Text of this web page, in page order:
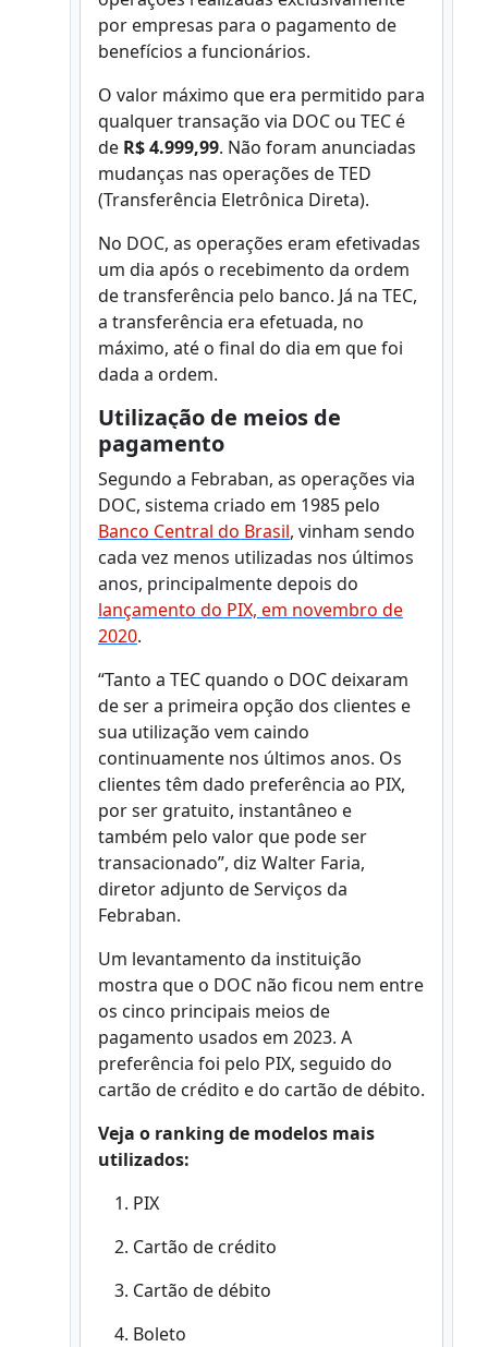
por empresas para o pagamento de
benefícios a funcionários.
O valor máximo que era permitido para
qualquer transação via DOC ou TEC é
de R$ 4.999,99. Não foram anunciadas
mudanças nas operações de TED
(Transferência Eletrônica Direta).
No DOC, as operações eram efetivadas
um dia após o recebimento da ordem
de transferência pelo banco. Já na TEC,
a transferência era efetuada, no
máximo, até o final do dia em que foi
dada a ordem.
Utilização de meios de
pagamento
Segundo a Febraban, as operações via
DOC, sistema criado em 1985 pelo
Banco Central do Brasil, vinham sendo
cada vez menos utilizadas nos últimos
anos, principalmente depois do
lançamento do PIX, em novembro de
2020.
“Tanto a TEC quando o DOC deixaram
de ser a primeira opção dos clientes e
sua utilização vem caindo
continuamente nos últimos anos. Os
clientes têm dado preferência ao PIX,
por ser gratuito, instantâneo e
também pelo valor que pode ser
transacionado”, diz Walter Faria,
diretor adjunto de Serviços da
Febraban.
Um levantamento da instituição
mostra que o DOC não ficou nem entre
os cinco principais meios de
pagamento usados em 2023. A
preferência foi pelo PIX, seguido do
cartão de crédito e do cartão de débito.
Veja o ranking de modelos mais
utilizados:
PIX
Cartão de crédito
Cartão de débito
Boleto